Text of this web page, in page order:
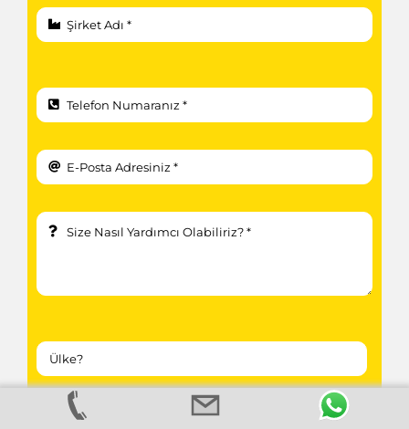
Kampanyalardan ve güncellemelerden haberdar